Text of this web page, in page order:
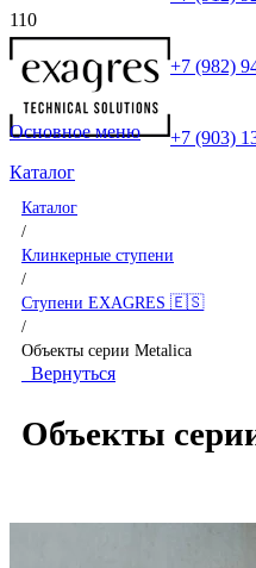
+7 (982)
+7 (903)
Основное меню
Каталог
Каталог
/
Клинкерные ступени
/
Ступени EXAGRES 🇪🇸
/
Объекты серии Metalica
Вернуться
Объекты